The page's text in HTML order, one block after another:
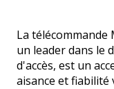
La télécommande
un leader dans le
d'accès, est un
aisance et